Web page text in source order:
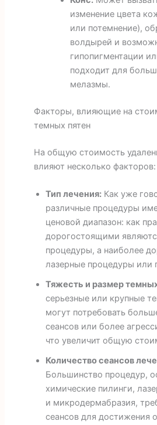
изменение цвета
или потемнение),
волдырей и
гипопигментации
подходит для
мелазмы.
Факторы, влияющие на
темных пятен
На общую стоимость
влияют несколько факторов:
Тип лечения:Как уже
различные процедуры
ценовой диапазон: как
дорогостоящими
процедуры, а наиболее
лазерные процедуры или
Тяжесть и размер
серьезные или крупные
могут потребовать
сеансов или более
что увеличит общую
Количество сеансов
Большинство процедур,
химические пилинги,
и микродермабразия,
сеансов для достижения